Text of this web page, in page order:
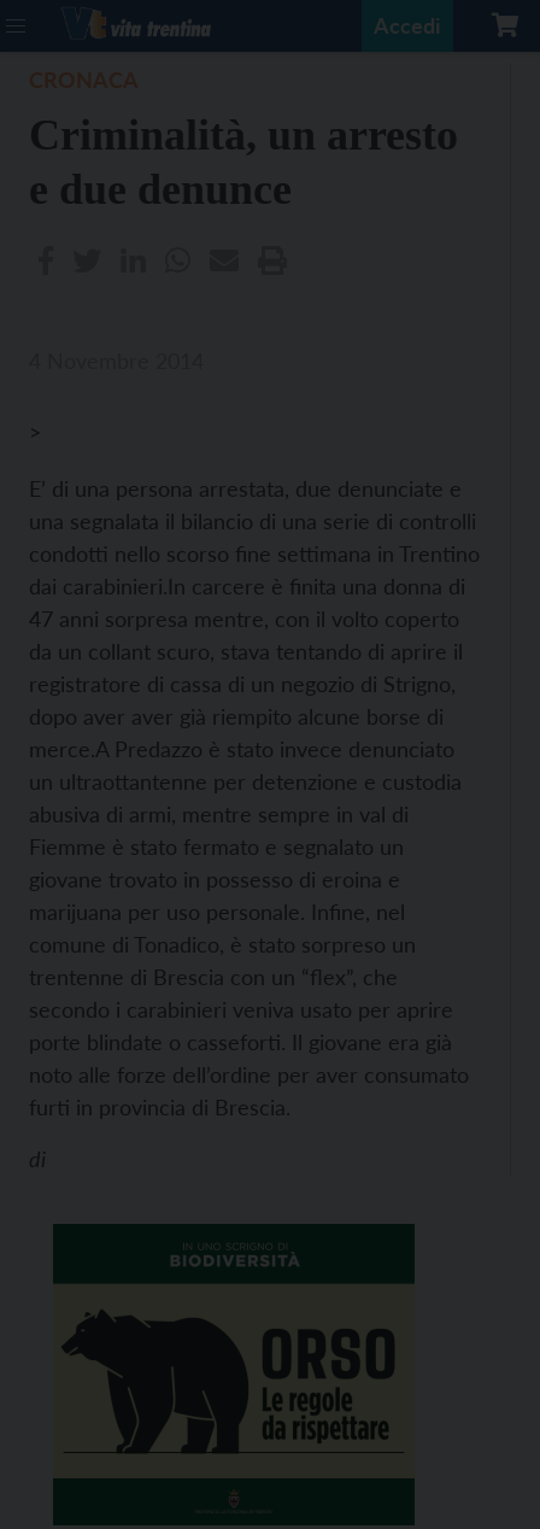
Accedi
Criminalità, un arresto
e due denunce
>
E’ di una persona arrestata, due denunciate e
una segnalata il bilancio di una serie di controlli
condotti nello scorso fine settimana in Trentino
dai carabinieri.In carcere è finita una donna di
47 anni sorpresa mentre, con il volto coperto
da un collant scuro, stava tentando di aprire il
registratore di cassa di un negozio di Strigno,
dopo aver aver già riempito alcune borse di
merce.A Predazzo è stato invece denunciato
un ultraottantenne per detenzione e custodia
abusiva di armi, mentre sempre in val di
Fiemme è stato fermato e segnalato un
giovane trovato in possesso di eroina e
marijuana per uso personale. Infine, nel
comune di Tonadico, è stato sorpreso un
trentenne di Brescia con un “flex”, che
secondo i carabinieri veniva usato per aprire
porte blindate o casseforti. Il giovane era già
noto alle forze dell’ordine per aver consumato
furti in provincia di Brescia.
di